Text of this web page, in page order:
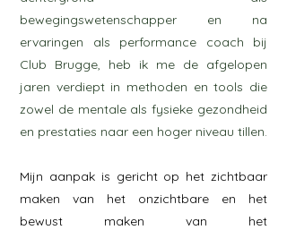
bewegingswetenschapper en na
ervaringen als performance coach bij
Club Brugge, heb ik me de afgelopen
jaren verdiept in methoden en tools die
zowel de mentale als fysieke gezondheid
en prestaties naar een hoger niveau tillen.
Mijn aanpak is gericht op het zichtbaar
maken van het onzichtbare en het
bewust maken van het